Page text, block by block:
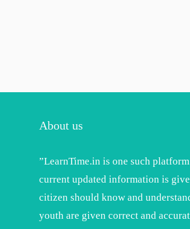
About us
”LearnTime.in is one such
current updated information is
citizen should know and
youth are given correct and